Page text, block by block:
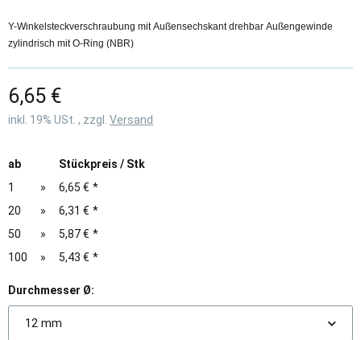
Y-Winkelsteckverschraubung mit Außensechskant drehbar Außengewinde
zylindrisch mit O-Ring (NBR)
6,65 €
inkl. 19% USt. , zzgl. Versand
ab
Stückpreis / Stk
1
» 6,65 € *
20
» 6,31 € *
50
» 5,87 € *
100
» 5,43 € *
Durchmesser Ø:
12 mm